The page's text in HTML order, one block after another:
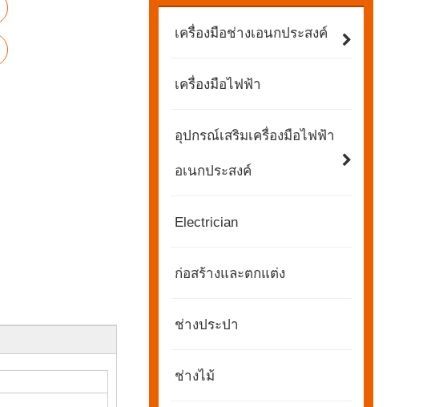
เครื่องมือช่างเอนกประสงค์
เครื่องมือไฟฟ้า
อุปกรณ์เสริมเครื่องมือไฟฟ้า
อเนกประสงค์
Electrician
ก่อสร้างและตกแต่ง
ช่างประปา
ช่างไม้